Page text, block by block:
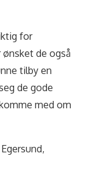
for
de også
tilby en
de gode
med om